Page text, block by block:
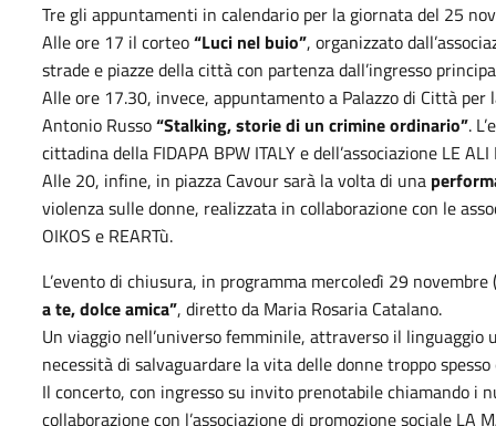
Tre gli appuntamenti in calendario per la giornata del 25
Alle ore 17 il corteo“Luci nel buio”, organizzato
strade e piazze della città con partenza dall’ingresso
Alle ore 17.30, invece, appuntamento a Palazzo di Città
Antonio Russo“Stalking, storie di un crimine ordinario”.
cittadina della FIDAPA BPW ITALY e dell’associazione LE ALI
Alle 20, infine, in piazza Cavour sarà la volta di una
violenza sulle donne, realizzata in collaborazione con le
OIKOS e REARTù.
L’evento di chiusura, in programma mercoledì 29
a te, dolce amica”, diretto da Maria Rosaria Catalano.
Un viaggio nell’universo femminile, attraverso il
necessità di salvaguardare la vita delle donne troppo
Il concerto, con ingresso su invito prenotabile chiamando
collaborazione con l’associazione di promozione sociale LA